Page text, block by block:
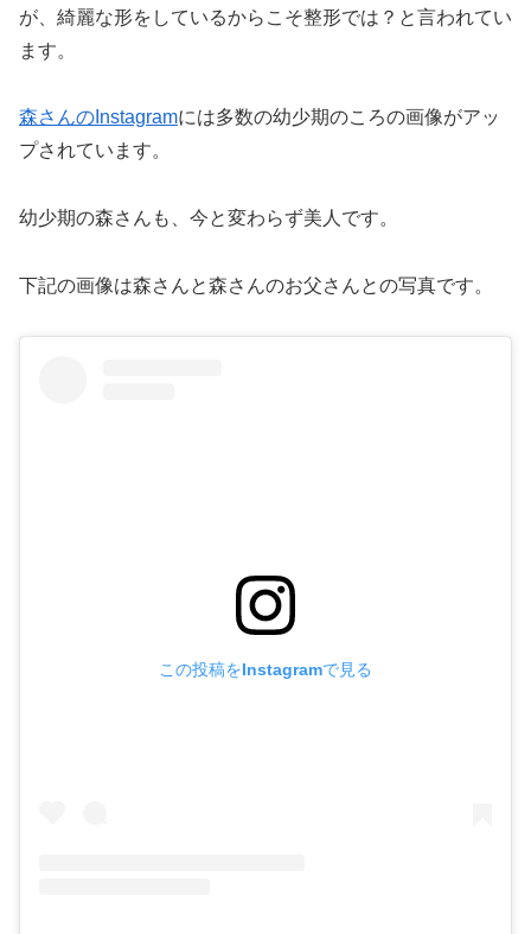
が、綺麗な形をしているからこそ整形では？と言われてい
ます。
森さんのInstagramには多数の幼少期のころの画像がアッ
プされています。
幼少期の森さんも、今と変わらず美人です。
下記の画像は森さんと森さんのお父さんとの写真です。
この投稿をInstagramで見る